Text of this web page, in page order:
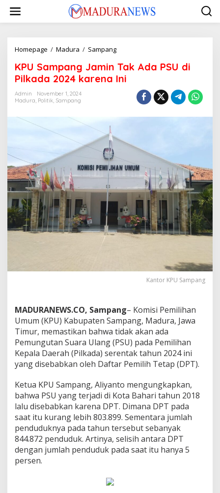
konten
Homepage / Madura / SampangKPU
Jamin
Tak
Ada
2024
Ini
KPU Sampang Jamin Tak Ada PSU di
Pilkada 2024 karena Ini
Admin
November 1, 2024
Madura, Politik, Sampang
Kantor KPU Sampang
MADURANEWS.CO, Sampang– Komisi Pemilihan
Umum (KPU) Kabupaten Sampang, Madura, Jawa
Timur, memastikan bahwa tidak akan ada
Pemungutan Suara Ulang (PSU) pada Pemilihan
Kepala Daerah (Pilkada) serentak tahun 2024 ini
yang disebabkan oleh Daftar Pemilih Tetap (DPT).
Ketua KPU Sampang, Aliyanto mengungkapkan,
bahwa PSU yang terjadi di Kota Bahari tahun 2018
lalu disebabkan karena DPT. Dimana DPT pada
saat itu kurang lebih 803.899. Sementara jumlah
penduduknya pada tahun tersebut sebanyak
844.872 penduduk. Artinya, selisih antara DPT
dengan jumlah penduduk pada saat itu hanya 5
persen.